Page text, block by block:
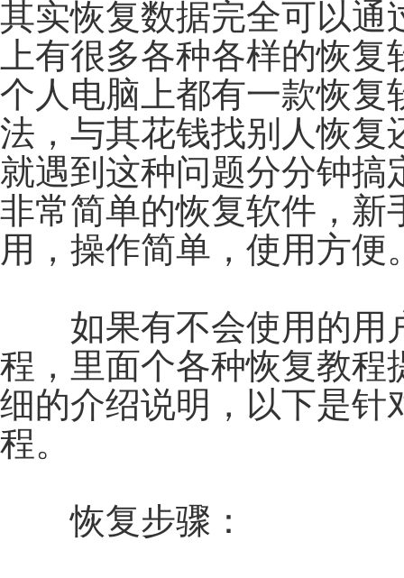
其实恢复数据完全可以通
上有很多各种各样的恢
个人电脑上都有一款恢复
法，与其花钱找别人恢复
就遇到这种问题分分钟搞
非常简单的恢复软件，新
用，操作简单，使用方便
如果有不会使用的用
程，里面个各种恢复教程
细的介绍说明，以下是针
程。
恢复步骤：